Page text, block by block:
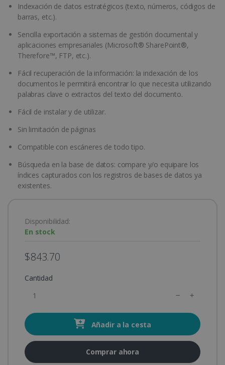
Indexación de datos estratégicos (texto, números, códigos de
barras, etc.).
Sencilla exportación a sistemas de gestión documental y
aplicaciones empresariales (Microsoft® SharePoint®,
Therefore™, FTP, etc.).
Fácil recuperación de la información: la indexación de los
documentos le permitirá encontrar lo que necesita utilizando
palabras clave o extractos del texto del documento.
Fácil de instalar y de utilizar.
Sin limitación de páginas
Compatible con escáneres de todo tipo.
Búsqueda en la base de datos: compare y/o equipare los
índices capturados con los registros de bases de datos ya
existentes.
Disponibilidad:
En stock
$843.70
Cantidad
Añadir a la cesta
Comprar ahora